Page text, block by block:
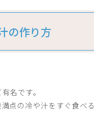
の作り方
名です。
点の冷や汁をすぐ食べる